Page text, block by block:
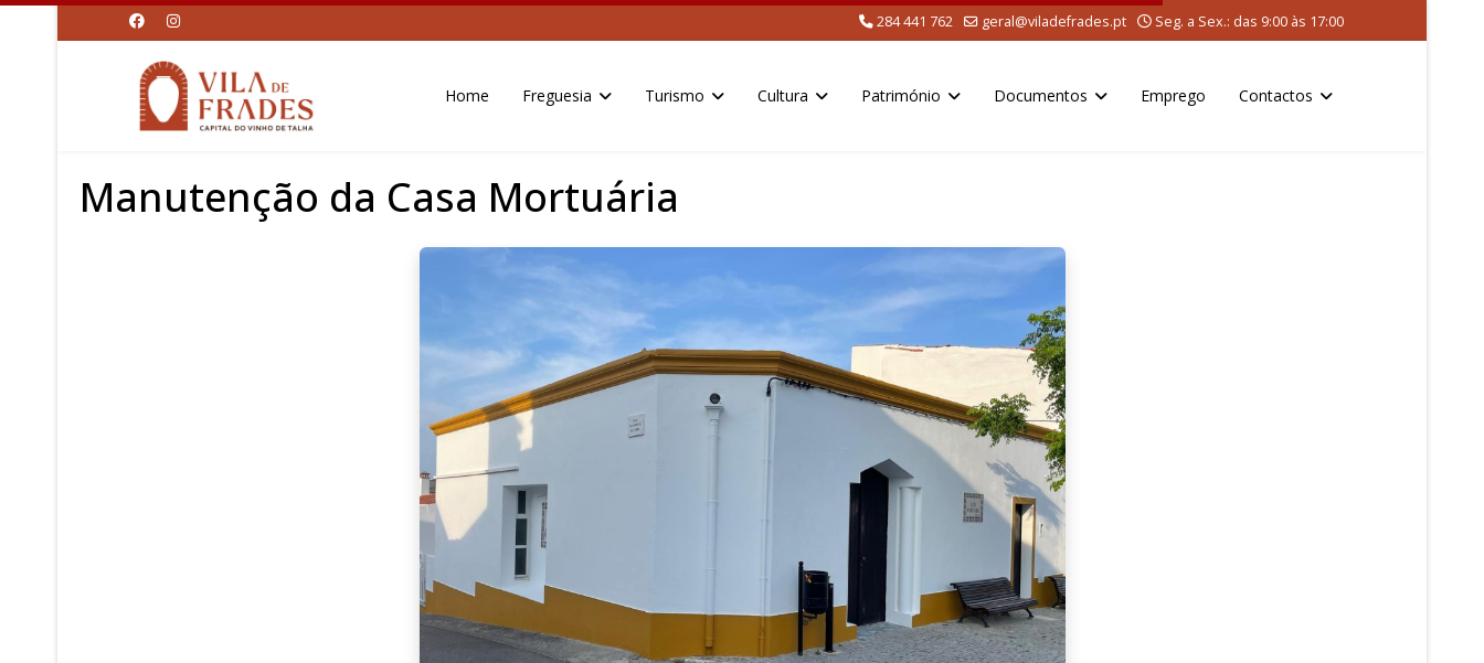
284 441 762 geral@viladefrades.pt Seg. a Sex.: das 9:00 às 17:00
Home Freguesia Turismo Cultura Património Documentos Emprego Contactos
Manutenção da Casa Mortuária